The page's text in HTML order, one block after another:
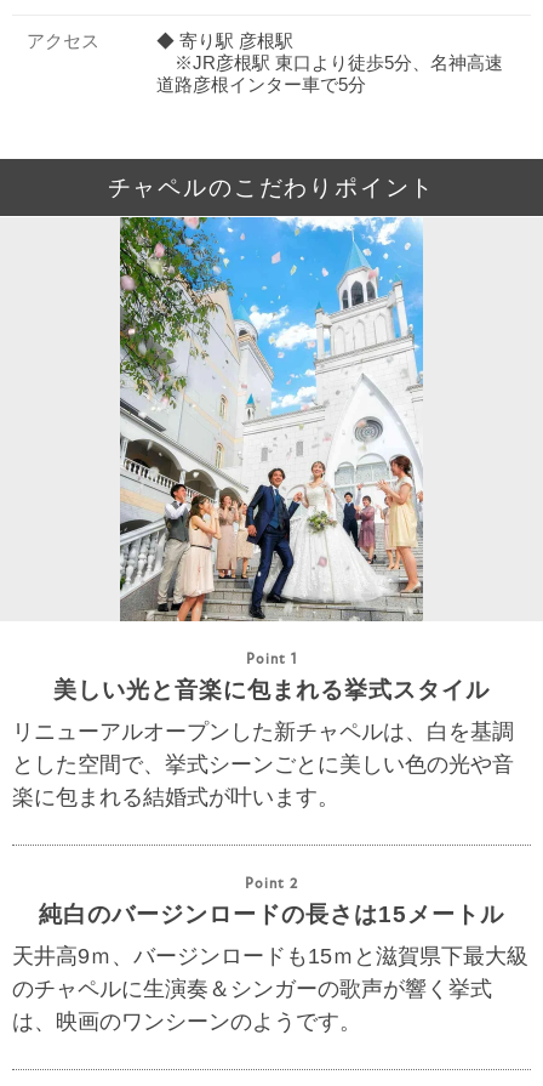
アクセス
◆ 寄り駅 彦根駅
※JR彦根駅 東口より徒歩5分、名神高速
道路彦根インター車で5分
チャペルのこだわりポイント
Point 1
美しい光と音楽に包まれる挙式スタイル
リニューアルオープンした新チャペルは、白を基調
とした空間で、挙式シーンごとに美しい色の光や音
楽に包まれる結婚式が叶います。
Point 2
純白のバージンロードの長さは15メートル
天井高9ｍ、バージンロードも15ｍと滋賀県下最大級
のチャペルに生演奏＆シンガーの歌声が響く挙式
は、映画のワンシーンのようです。